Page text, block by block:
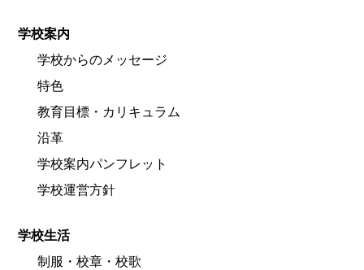
学校案内
学校からのメッセージ
特色
教育目標・カリキュラム
沿革
学校案内パンフレット
学校運営方針
学校生活
制服・校章・校歌